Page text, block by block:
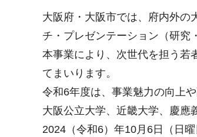
大阪府・大阪市では、府内外の
チ・プレゼンテーション（研究
本事業により、次世代を担う若
てまいります。
令和6年度は、事業魅力の向上
大阪公立大学、近畿大学、慶應
2024（令和6）年10月6日（日